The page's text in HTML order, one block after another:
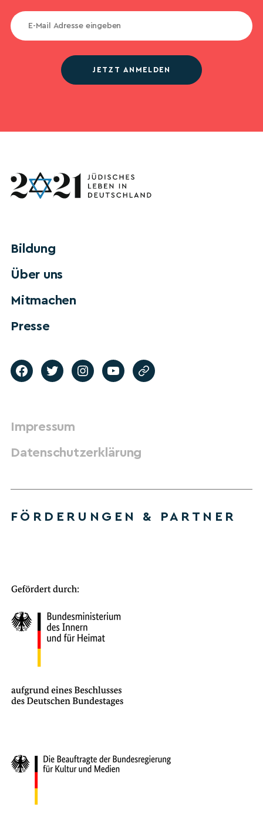
JETZT ANMELDEN
Bildung
Über uns
Mitmachen
Presse
Impressum
Datenschutzerklärung
FÖRDERUNGEN & PARTNER